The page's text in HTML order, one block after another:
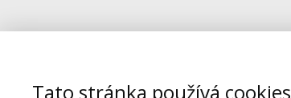
Tato stránka používá cookies